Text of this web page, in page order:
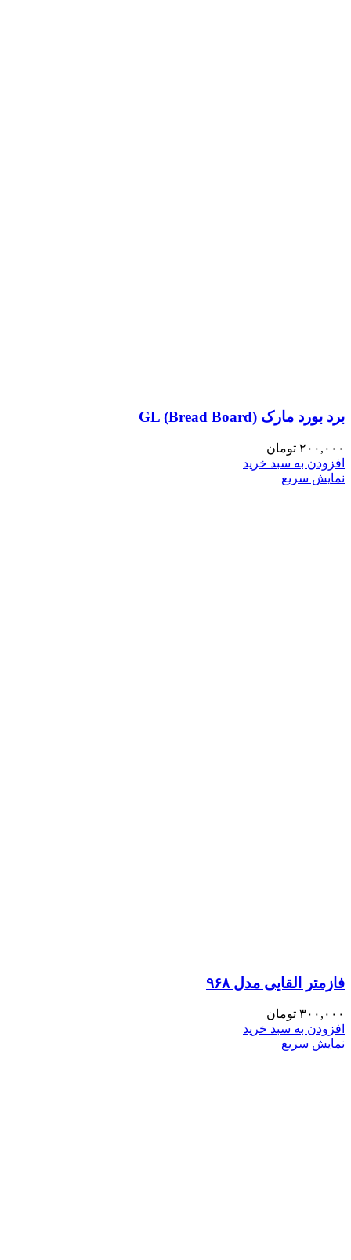
برد بورد مارک GL (Bread Board)
۲۰۰,۰۰۰ تومان
افزودن به سبد خرید
نمایش سریع
فازمتر القایی مدل ۹۶۸
۳۰۰,۰۰۰ تومان
افزودن به سبد خرید
نمایش سریع